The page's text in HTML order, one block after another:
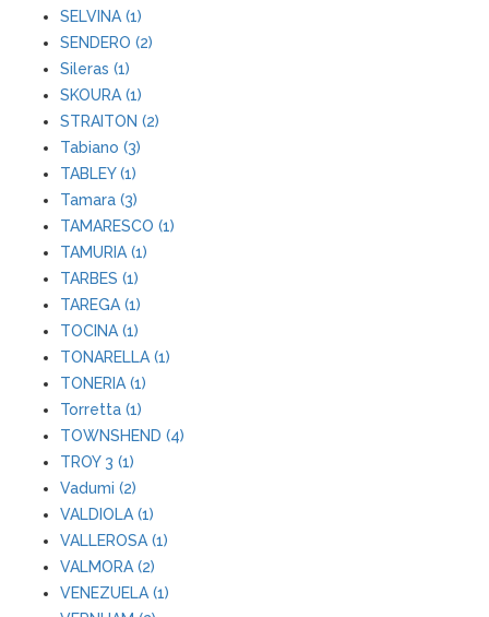
SELVINA (1)
SENDERO (2)
Sileras (1)
SKOURA (1)
STRAITON (2)
Tabiano (3)
TABLEY (1)
Tamara (3)
TAMARESCO (1)
TAMURIA (1)
TARBES (1)
TAREGA (1)
TOCINA (1)
TONARELLA (1)
TONERIA (1)
Torretta (1)
TOWNSHEND (4)
TROY 3 (1)
Vadumi (2)
VALDIOLA (1)
VALLEROSA (1)
VALMORA (2)
VENEZUELA (1)